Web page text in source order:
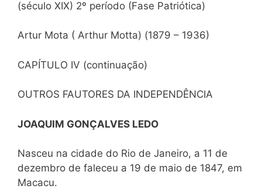
(século XIX) 2º período (Fase Patriótica)
Artur Mota ( Arthur Motta) (1879 – 1936)
CAPÍTULO IV (continuação)
OUTROS FAUTORES DA INDEPENDÊNCIA
JOAQUIM GONÇALVES LEDO
Nasceu na cidade do Rio de Janeiro, a 11 de
dezembro de faleceu a 19 de maio de 1847, em
Macacu.